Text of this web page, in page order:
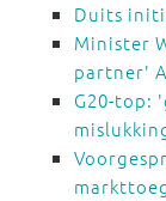
Duits
Minister
partner'
G20-top: